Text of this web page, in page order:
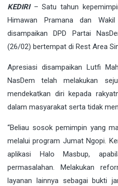
KEDIRI– Satu tahun
Himawan Pramana dan
disampaikan DPD Partai
(26/02) bertempat di Rest Area
Apresiasi disampaikan Lutfi
NasDem telah melakukan
mendekatkan diri kepada
dalam masyarakat serta tidak
“Beliau sosok pemimpin yang
melalui program Jumat Ngopi.
aplikasi Halo Masbup,
permasalahan. Melakukan
layanan lainnya sebagai bukti